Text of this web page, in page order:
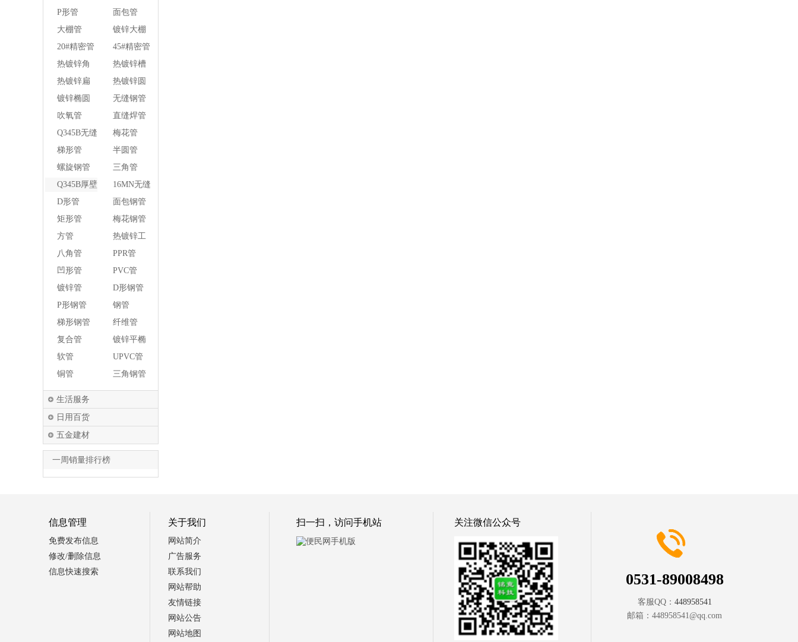
P形管
面包管
大棚管
镀锌大棚
管
20#精密管
45#精密管
热镀锌角
钢
热镀锌槽
钢
热镀锌扁
钢
热镀锌圆
钢
镀锌椭圆
管
无缝钢管
吹氧管
直缝焊管
Q345B无缝
钢管
梅花管
梯形管
半圆管
螺旋钢管
三角管
Q345B厚壁
方管
16MN无缝
钢管
D形管
面包钢管
矩形管
梅花钢管
方管
热镀锌工
字钢异径
八角管
PPR管
凹形管
PVC管
镀锌管
D形钢管
P形钢管
钢管
梯形钢管
纤维管
复合管
镀锌平椭
圆管
软管
UPVC管
铜管
三角钢管
生活服务
日用百货
五金建材
一周销量排行榜
信息管理
免费发布信息
修改/删除信息
信息快速搜索
关于我们
网站简介
广告服务
联系我们
网站帮助
友情链接
网站公告
网站地图
扫一扫，访问手机站 关注微信公众号
0531-89008498
客服QQ： 448958541
邮箱： 448958541@qq.com